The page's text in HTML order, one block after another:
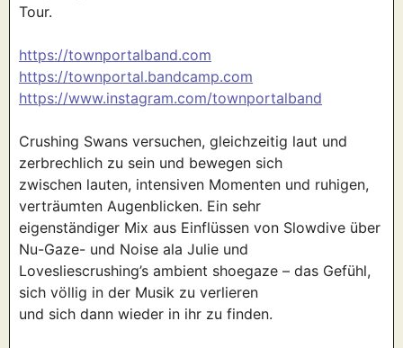
Tour.
https://townportalband.com
https://townportal.bandcamp.com
https://www.instagram.com/townportalband
Crushing Swans versuchen, gleichzeitig laut und
zerbrechlich zu sein und bewegen sich
zwischen lauten, intensiven Momenten und ruhigen,
verträumten Augenblicken. Ein sehr
eigenständiger Mix aus Einflüssen von Slowdive über
Nu-Gaze- und Noise ala Julie und
Lovesliescrushing’s ambient shoegaze – das Gefühl,
sich völlig in der Musik zu verlieren
und sich dann wieder in ihr zu finden.